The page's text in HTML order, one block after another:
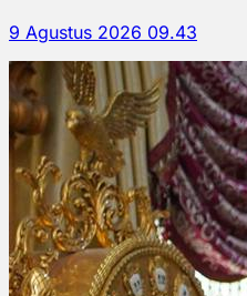
9 Agustus 2026 09.43